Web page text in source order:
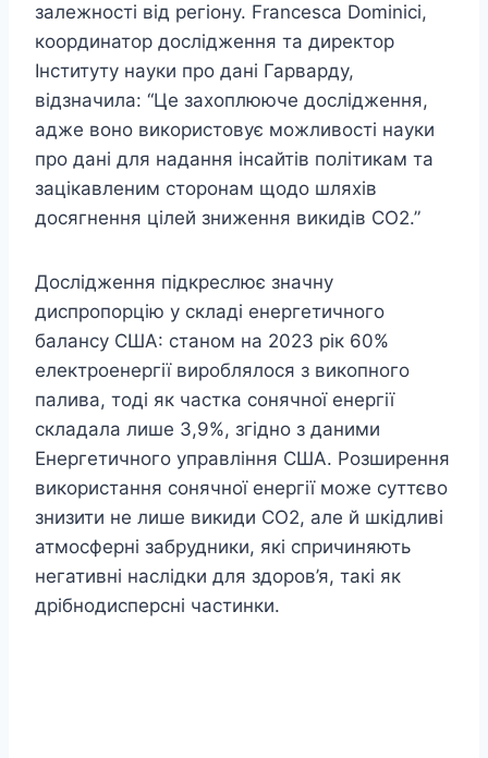
залежності від регіону. Francesca Dominici,
координатор дослідження та директор
Інституту науки про дані Гарварду,
відзначила: “Це захоплююче дослідження,
адже воно використовує можливості науки
про дані для надання інсайтів політикам та
зацікавленим сторонам щодо шляхів
досягнення цілей зниження викидів CO2.”
Дослідження підкреслює значну
диспропорцію у складі енергетичного
балансу США: станом на 2023 рік 60%
електроенергії вироблялося з викопного
палива, тоді як частка сонячної енергії
складала лише 3,9%, згідно з даними
Енергетичного управління США. Розширення
використання сонячної енергії може суттєво
знизити не лише викиди CO2, але й шкідливі
атмосферні забрудники, які спричиняють
негативні наслідки для здоров’я, такі як
дрібнодисперсні частинки.